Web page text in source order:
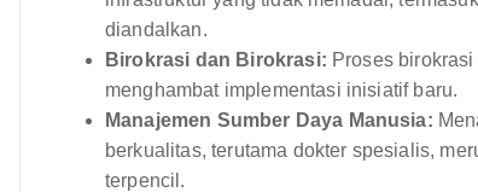
diandalkan.
Birokrasi dan Birokrasi: Proses
menghambat implementasi inisiatif baru.
Manajemen Sumber Daya Manusia:
berkualitas, terutama dokter spesialis,
terpencil.